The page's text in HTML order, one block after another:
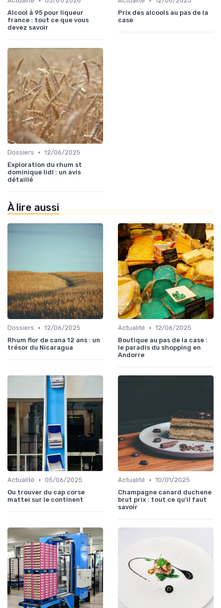
Alcool à 95 pour liqueur
france : tout ce que vous
devez savoir
Prix des alcools au pas de la
case
Dossiers • 12/06/2025
Exploration du rhum st
dominique lidl : un avis
détaillé
À lire aussi
Dossiers • 12/06/2025
Rhum flor de cana 12 ans : un
trésor du Nicaragua
Actualité • 12/06/2025
Boutique au pas de la case :
le paradis du shopping en
Andorre
Actualité • 05/06/2025
Ou trouver du cap corse
mattei sur le continent
Actualité • 10/01/2025
Champagne canard duchene
brut prix : tout ce qu'il faut
savoir